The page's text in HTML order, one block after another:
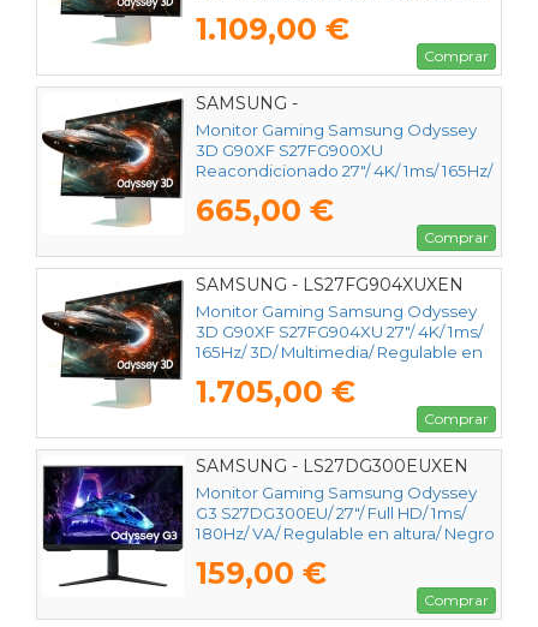
1.109,00 €
Comprar
SAMSUNG -
Monitor Gaming Samsung Odyssey
3D G90XF S27FG900XU
Reacondicionado 27"/ 4K/ 1ms/ 165Hz/
Plata
665,00 €
Comprar
SAMSUNG - LS27FG904XUXEN
Monitor Gaming Samsung Odyssey
3D G90XF S27FG904XU 27"/ 4K/ 1ms/
165Hz/ 3D/ Multimedia/ Regulable en
1.705,00 €
Comprar
SAMSUNG - LS27DG300EUXEN
Monitor Gaming Samsung Odyssey
G3 S27DG300EU/ 27"/ Full HD/ 1ms/
180Hz/ VA/ Regulable en altura/ Negro
159,00 €
Comprar